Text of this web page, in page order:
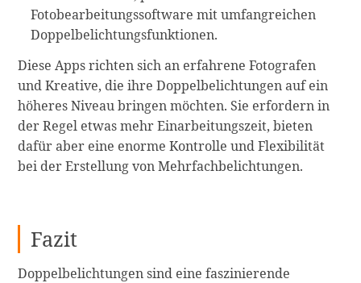
Fotobearbeitungssoftware mit umfangreichen
Doppelbelichtungsfunktionen.
Diese Apps richten sich an erfahrene Fotografen
und Kreative, die ihre Doppelbelichtungen auf ein
höheres Niveau bringen möchten. Sie erfordern in
der Regel etwas mehr Einarbeitungszeit, bieten
dafür aber eine enorme Kontrolle und Flexibilität
bei der Erstellung von Mehrfachbelichtungen.
Fazit
Doppelbelichtungen sind eine faszinierende